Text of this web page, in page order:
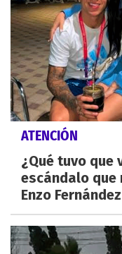
ATENCIÓN
¿Qué tuvo que
escándalo que
Enzo